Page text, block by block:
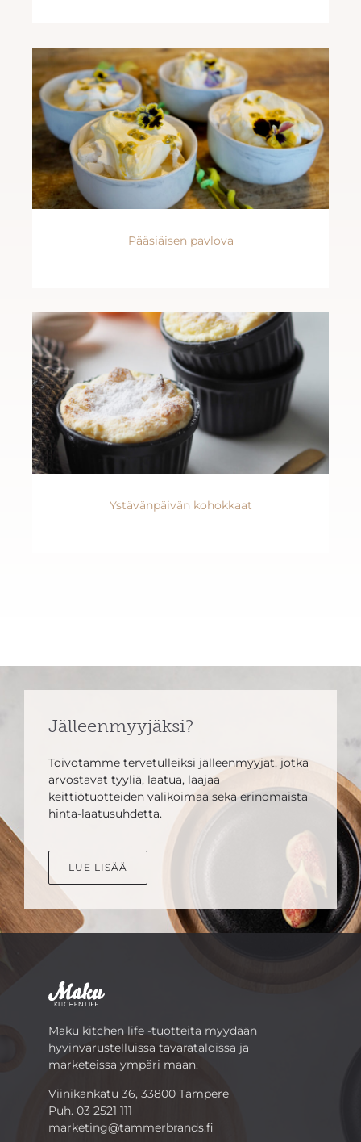
Pääsiäisen pavlova
Ystävänpäivän kohokkaat
Jälleenmyyjäksi?
Toivotamme tervetulleiksi jälleenmyyjät, jotka
arvostavat tyyliä, laatua, laajaa
keittiötuotteiden valikoimaa sekä erinomaista
hinta-laatusuhdetta.
LUE LISÄÄ
Maku kitchen life -tuotteita myydään
hyvinvarustelluissa tavarataloissa ja
marketeissa ympäri maan.
Viinikankatu 36, 33800 Tampere
Puh. 03 2521 111
marketing@tammerbrands.fi